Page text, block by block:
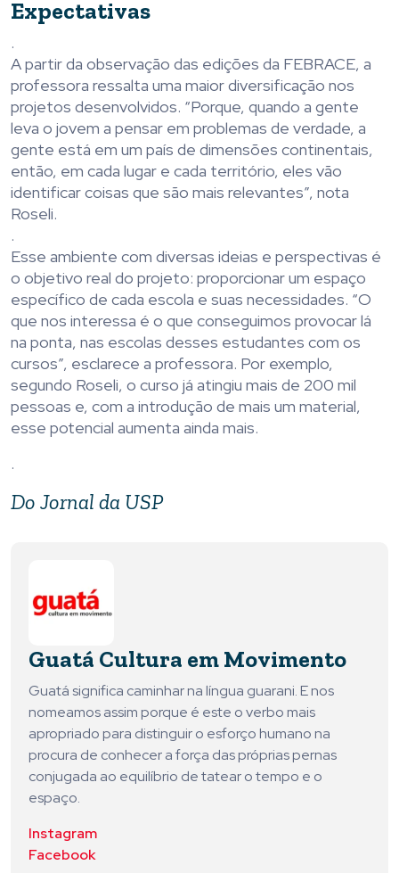
Expectativas
.
A partir da observação das edições da FEBRACE, a
professora ressalta uma maior diversificação nos
projetos desenvolvidos. “Porque, quando a gente
leva o jovem a pensar em problemas de verdade, a
gente está em um país de dimensões continentais,
então, em cada lugar e cada território, eles vão
identificar coisas que são mais relevantes”, nota
Roseli.
.
Esse ambiente com diversas ideias e perspectivas é
o objetivo real do projeto: proporcionar um espaço
específico de cada escola e suas necessidades. “O
que nos interessa é o que conseguimos provocar lá
na ponta, nas escolas desses estudantes com os
cursos”, esclarece a professora. Por exemplo,
segundo Roseli, o curso já atingiu mais de 200 mil
pessoas e, com a introdução de mais um material,
esse potencial aumenta ainda mais.
.
Do Jornal da USP
Guatá Cultura em Movimento
Guatá significa caminhar na língua guarani. E nos
nomeamos assim porque é este o verbo mais
apropriado para distinguir o esforço humano na
procura de conhecer a força das próprias pernas
conjugada ao equilíbrio de tatear o tempo e o
espaço.
Instagram
Facebook